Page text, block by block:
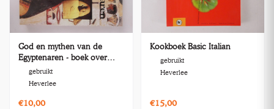
God en mythen van de
Egyptenaren - boek over
archeologie
gebruikt
Heverlee
€10,00
Kookboek Basic Italian
gebruikt
Heverlee
€15,00